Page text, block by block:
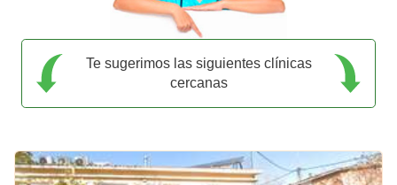
Te sugerimos las siguientes clínicas
cercanas